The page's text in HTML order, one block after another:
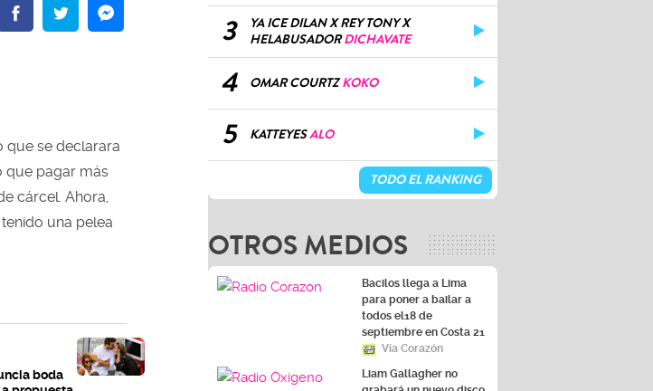
que se declarara
que pagar más
cárcel. Ahora,
una pelea
boda
3
YA ICE DILAN X REY TONY X
HELABUSADORDICHAVATE
4 OMAR COURTZKOKO
5 KATTEYESALO
TODO EL RANKING
OTROS MEDIOS
Bacilos llega a Lima
para poner a bailar a
todos el18 de
septiembre en Costa 21
Vía Corazón
Liam Gallagher no